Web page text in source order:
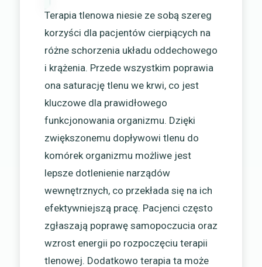
Terapia tlenowa niesie ze sobą szereg
korzyści dla pacjentów cierpiących na
różne schorzenia układu oddechowego
i krążenia. Przede wszystkim poprawia
ona saturację tlenu we krwi, co jest
kluczowe dla prawidłowego
funkcjonowania organizmu. Dzięki
zwiększonemu dopływowi tlenu do
komórek organizmu możliwe jest
lepsze dotlenienie narządów
wewnętrznych, co przekłada się na ich
efektywniejszą pracę. Pacjenci często
zgłaszają poprawę samopoczucia oraz
wzrost energii po rozpoczęciu terapii
tlenowej. Dodatkowo terapia ta może